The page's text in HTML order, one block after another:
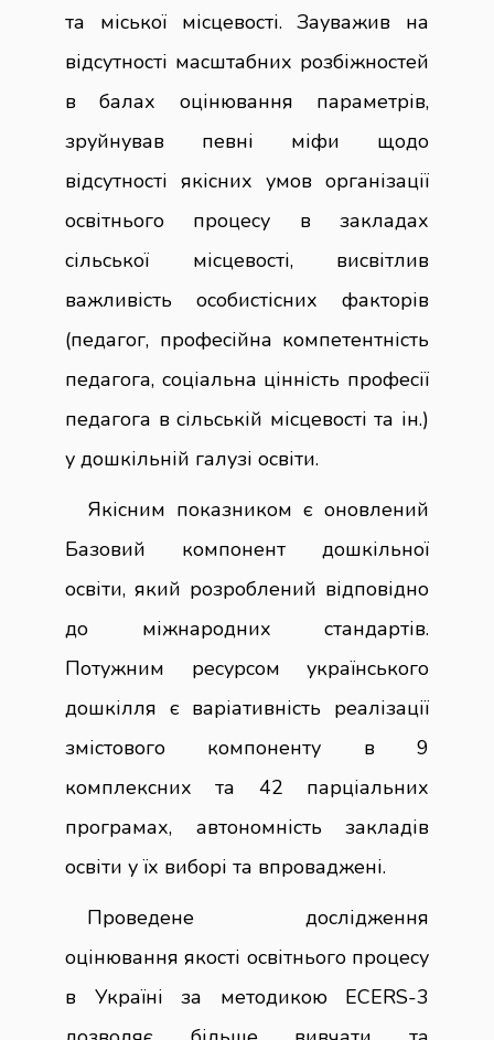
та міської місцевості. Зауважив на
відсутності масштабних розбіжностей
в балах оцінювання параметрів,
зруйнував певні міфи щодо
відсутності якісних умов організації
освітнього процесу в закладах
сільської місцевості, висвітлив
важливість особистісних факторів
(педагог, професійна компетентність
педагога, соціальна цінність професії
педагога в сільській місцевості та ін.)
у дошкільній галузі освіти.
Якісним показником є оновлений
Базовий компонент дошкільної
освіти, який розроблений відповідно
до міжнародних стандартів.
Потужним ресурсом українського
дошкілля є варіативність реалізації
змістового компоненту в 9
комплексних та 42 парціальних
програмах, автономність закладів
освіти у їх виборі та впроваджені.
Проведене дослідження
оцінювання якості освітнього процесу
в Україні за методикою ECERS-3